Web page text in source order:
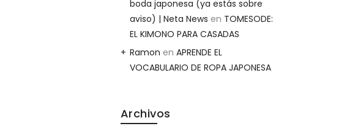
boda japonesa (ya estás sobre
aviso) | Neta News en TOMESODE:
EL KIMONO PARA CASADAS
Ramon en APRENDE EL
VOCABULARIO DE ROPA JAPONESA
Archivos